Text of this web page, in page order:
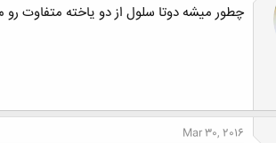
چطور میشه دوتا سلول از دو یاخته متفاوت رو
Mar 30, 2016